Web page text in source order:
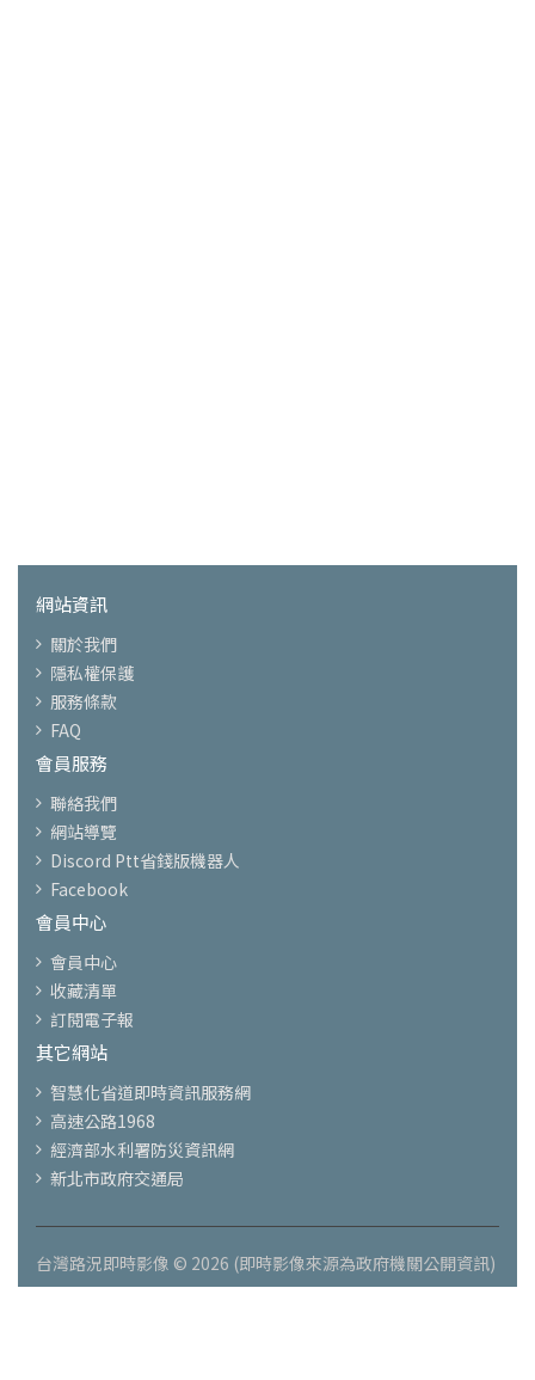
網站資訊
關於我們
隱私權保護
服務條款
FAQ
會員服務
聯絡我們
網站導覽
Discord Ptt省錢版機器人
Facebook
會員中心
會員中心
收藏清單
訂閱電子報
其它網站
智慧化省道即時資訊服務網
高速公路1968
經濟部水利署防災資訊網
新北市政府交通局
台灣路況即時影像 © 2026 (即時影像來源為政府機關公開資訊)